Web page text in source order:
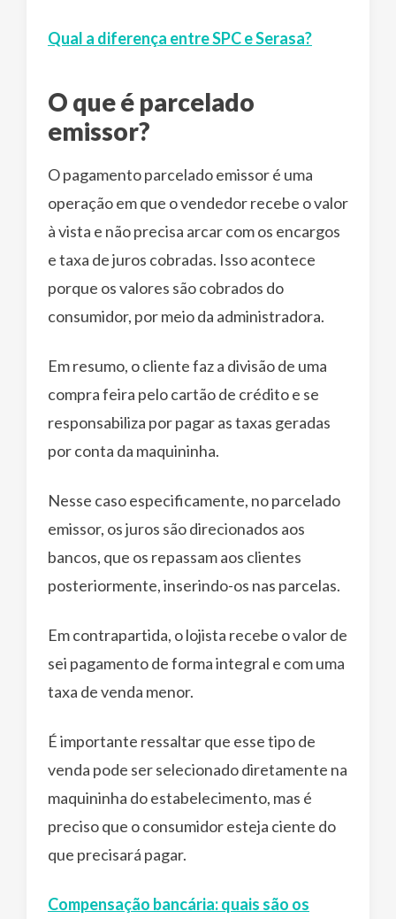
Qual a diferença entre SPC e Serasa?
O que é parcelado
emissor?
O pagamento parcelado emissor é uma
operação em que o vendedor recebe o valor
à vista e não precisa arcar com os encargos
e taxa de juros cobradas. Isso acontece
porque os valores são cobrados do
consumidor, por meio da administradora.
Em resumo, o cliente faz a divisão de uma
compra feira pelo cartão de crédito e se
responsabiliza por pagar as taxas geradas
por conta da maquininha.
Nesse caso especificamente, no parcelado
emissor, os juros são direcionados aos
bancos, que os repassam aos clientes
posteriormente, inserindo-os nas parcelas.
Em contrapartida, o lojista recebe o valor de
sei pagamento de forma integral e com uma
taxa de venda menor.
É importante ressaltar que esse tipo de
venda pode ser selecionado diretamente na
maquininha do estabelecimento, mas é
preciso que o consumidor esteja ciente do
que precisará pagar.
Compensação bancária: quais são os